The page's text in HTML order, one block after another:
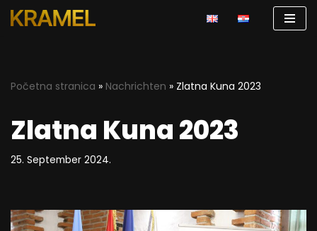
Početna stranica » Nachrichten » Zlatna Kuna 2023
Zlatna Kuna 2023
25. September 2024.